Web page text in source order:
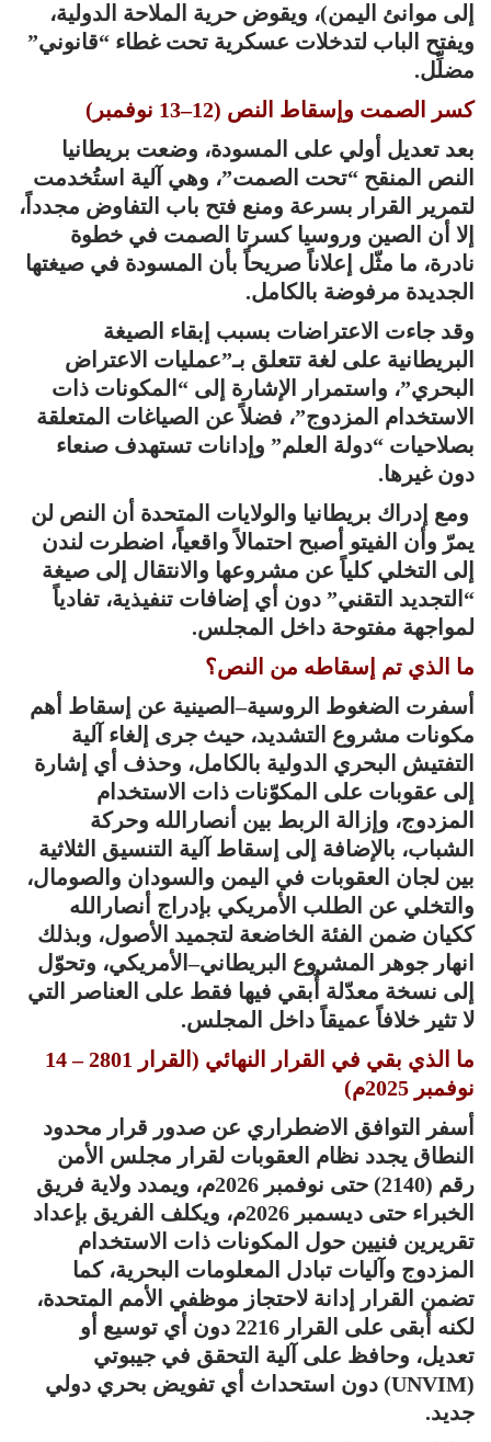
إلى موانئ اليمن)، ويقوض حرية الملاحة الدولية،
ويفتح الباب لتدخلات عسكرية تحت غطاء “قانوني”
مضلِّل.
كسر الصمت وإسقاط النص (12–13 نوفمبر)
بعد تعديل أولي على المسودة، وضعت بريطانيا
النص المنقح “تحت الصمت”، وهي آلية استُخدمت
لتمرير القرار بسرعة ومنع فتح باب التفاوض مجدداً،
إلا أن الصين وروسيا كسرتا الصمت في خطوة
نادرة، ما مثّل إعلاناً صريحاً بأن المسودة في صيغتها
الجديدة مرفوضة بالكامل.
وقد جاءت الاعتراضات بسبب إبقاء الصيغة
البريطانية على لغة تتعلق بـ”عمليات الاعتراض
البحري”، واستمرار الإشارة إلى “المكونات ذات
الاستخدام المزدوج”، فضلاً عن الصياغات المتعلقة
بصلاحيات “دولة العلم” وإدانات تستهدف صنعاء
دون غيرها.
ومع إدراك بريطانيا والولايات المتحدة أن النص لن
يمرّ وأن الفيتو أصبح احتمالاً واقعياً، اضطرت لندن
إلى التخلي كلياً عن مشروعها والانتقال إلى صيغة
“التجديد التقني” دون أي إضافات تنفيذية، تفادياً
لمواجهة مفتوحة داخل المجلس.
ما الذي تم إسقاطه من النص؟
أسفرت الضغوط الروسية–الصينية عن إسقاط أهم
مكونات مشروع التشديد، حيث جرى إلغاء آلية
التفتيش البحري الدولية بالكامل، وحذف أي إشارة
إلى عقوبات على المكوّنات ذات الاستخدام
المزدوج، وإزالة الربط بين أنصارالله وحركة
الشباب، بالإضافة إلى إسقاط آلية التنسيق الثلاثية
بين لجان العقوبات في اليمن والسودان والصومال،
والتخلي عن الطلب الأمريكي بإدراج أنصارالله
ككيان ضمن الفئة الخاضعة لتجميد الأصول، وبذلك
انهار جوهر المشروع البريطاني–الأمريكي، وتحوّل
إلى نسخة معدّلة أُبقي فيها فقط على العناصر التي
لا تثير خلافاً عميقاً داخل المجلس.
ما الذي بقي في القرار النهائي (القرار 2801 – 14
نوفمبر 2025م)
أسفر التوافق الاضطراري عن صدور قرار محدود
النطاق يجدد نظام العقوبات لقرار مجلس الأمن
رقم (2140) حتى نوفمبر 2026م، ويمدد ولاية فريق
الخبراء حتى ديسمبر 2026م، ويكلف الفريق بإعداد
تقريرين فنيين حول المكونات ذات الاستخدام
المزدوج وآليات تبادل المعلومات البحرية، كما
تضمن القرار إدانة لاحتجاز موظفي الأمم المتحدة،
لكنه أبقى على القرار 2216 دون أي توسيع أو
تعديل، وحافظ على آلية التحقق في جيبوتي
(UNVIM) دون استحداث أي تفويض بحري دولي
جديد.